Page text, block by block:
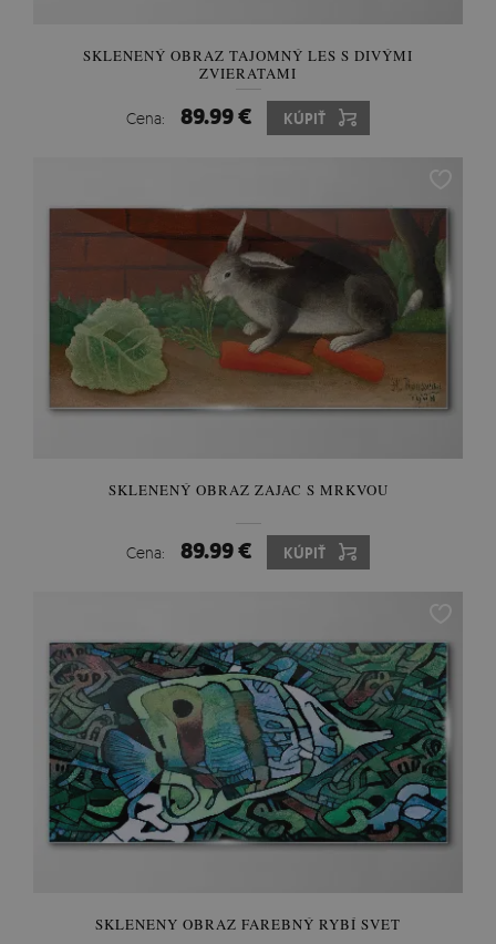
SKLENENÝ OBRAZ TAJOMNÝ LES S DIVÝMI
ZVIERATAMI
Cena: 89.99 € KÚPIŤ
SKLENENÝ OBRAZ ZAJAC S MRKVOU
Cena: 89.99 € KÚPIŤ
SKLENENY OBRAZ FAREBNÝ RYBÍ SVET